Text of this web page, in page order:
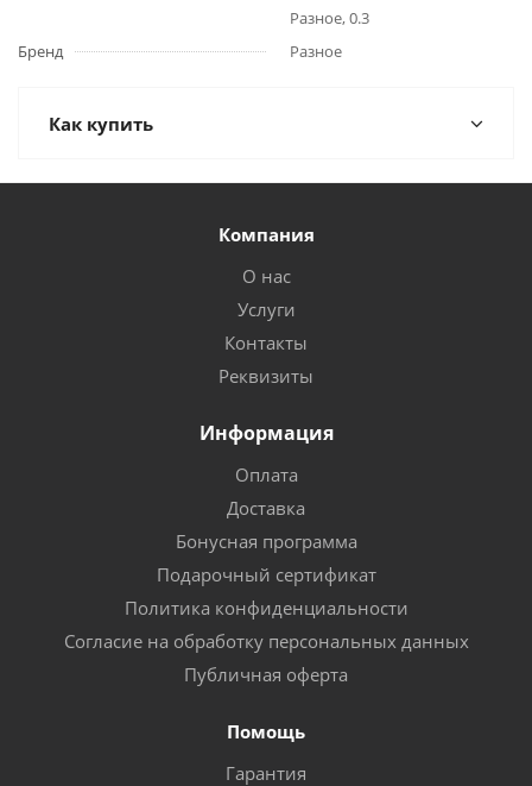
Разное, 0.3
Бренд
Разное
Как купить
Компания
О нас
Услуги
Контакты
Реквизиты
Информация
Оплата
Доставка
Бонусная программа
Подарочный сертификат
Политика конфиденциальности
Согласие на обработку персональных данных
Публичная оферта
Помощь
Гарантия